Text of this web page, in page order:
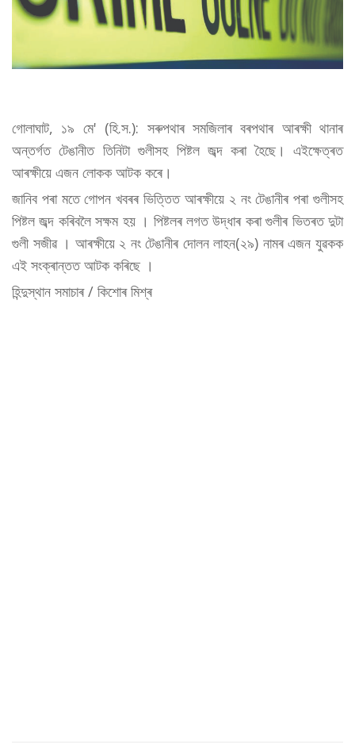
গোলাঘাট, ১৯ মে' (হি.স.): সৰুপথাৰ সমজিলাৰ বৰপথাৰ আৰক্ষী থানাৰ
অন্তর্গত টেঙানীত তিনিটা গুলীসহ পিষ্টল জব্দ কৰা হৈছে। এইক্ষেত্ৰত
আৰক্ষীয়ে এজন লোকক আটক কৰে।
জানিব পৰা মতে গোপন খবৰৰ ভিত্তিত আৰক্ষীয়ে ২ নং টেঙানীৰ পৰা গুলীসহ
পিষ্টল জব্দ কৰিবলৈ সক্ষম হয় । পিষ্টলৰ লগত উদ্ধাৰ কৰা গুলীৰ ভিতৰত দুটা
গুলী সজীৱ । আৰক্ষীয়ে ২ নং টেঙানীৰ দোলন লাহন(২৯) নামৰ এজন যুৱকক
এই সংক্ৰান্তত আটক কৰিছে ।
হিন্দুস্থান সমাচাৰ / কিশোৰ মিশ্ৰ